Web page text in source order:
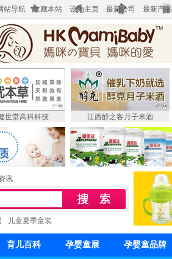
站导航 收藏本站 设为主页 最新公司 最新产品
世堂高科科技 江西醇之客月子米酒
讯
儿童夏季童装
育儿百科 孕婴童展 孕婴童品牌